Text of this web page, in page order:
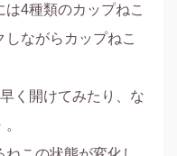
4種類のカップねこ
ながらカップねこ
く開けてみたり、な